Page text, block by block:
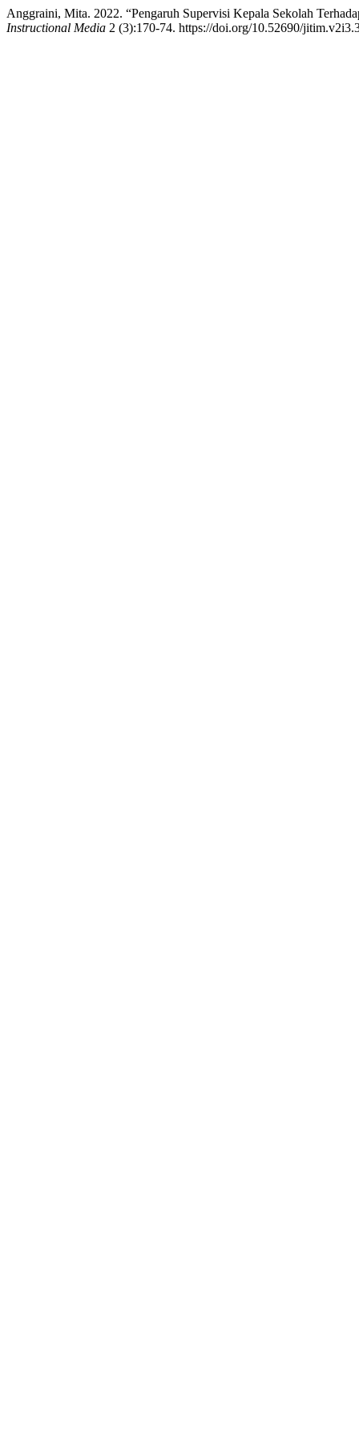
Anggraini, Mita. 2022. “Pengaruh Supervisi Kepala Sekolah
Instructional Media 2 (3):170-74. https://doi.org/10.52690/